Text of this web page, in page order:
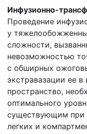
Инфузионно-
Проведение
у
сложности,
невозможностью
с обширных
экстравазации ее
пространство,
оптимального
существующим при
легких и